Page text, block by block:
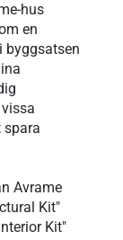
hus
en
byggsatsen
Avrame
Kit"
Kit"